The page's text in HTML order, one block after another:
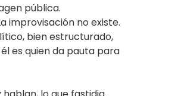
pública.
improvisación no existe.
bien estructurado,
él es quien da pauta para